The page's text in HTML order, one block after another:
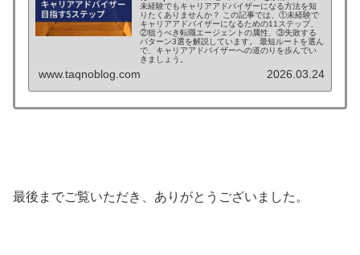
未経験でもキャリアアドバイザーになる方法を知
りたくありませんか？ この記事では、①未経験で
キャリアアドバイザーになるための11ステップ、
②狙うべき転職エージェントの属性、③失敗する
パターン3選を解説しています。 最短ルートを選ん
で、キャリアアドバイザーへの道のりを歩んでい
きましょう。
www.taqnoblog.com 2026.03.24
最後までご覧いただき、ありがとうございました。